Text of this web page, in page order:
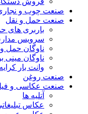
صنعت چوب و
صنعت حمل و نقل
باربری های
سرویس
ناوگان حمل
ناوگان مینی
وانت بار کرایه
صنعت روغن
صنعت عکاسی و
آتلیه ها
عکاس